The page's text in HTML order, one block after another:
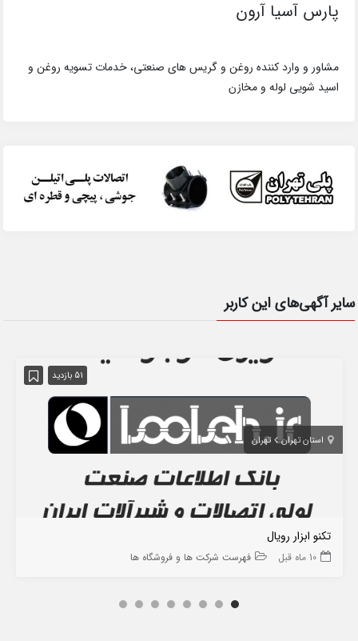
پارس آسیا آرون
مشاور و وارد کننده روغن و گریس های صنعتی، خدمات تسویه روغن و
اسید شویی لوله و مخازن
سایر آگهی‌های این کاربر
51 بازدید
استان تهران تهران
تکنو ابزار رویال
10 ماه قبل فهرست شرکت ها و فروشگاه ها